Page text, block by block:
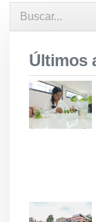
Últimos